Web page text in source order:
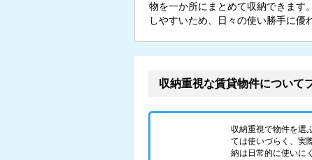
物を一か所にまとめて収納できます
しやすいため、日々の使い勝手に優
収納重視な賃貸物件について
収納重視で物件を選
ては使いづらく、実
納は日常的に使いに